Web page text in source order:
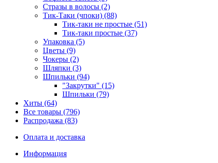
Стразы в волосы (2)
Тик-Таки (чпоки) (88)
Тик-таки не простые (51)
Тик-таки простые (37)
Упаковка (5)
Цветы (9)
Чокеры (2)
Шляпки (3)
Шпильки (94)
"Закрутки" (15)
Шпильки (79)
Хиты (64)
Все товары (796)
Распродажа (83)
Оплата и доставка
Информация